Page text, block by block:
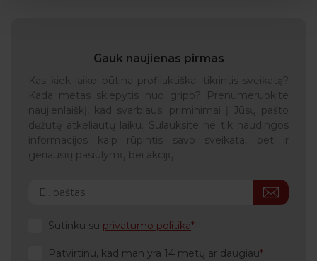
Gauk naujienas pirmas
Kas kiek laiko būtina profilaktiškai tikrintis sveikatą?
Kada metas skiepytis nuo gripo? Prenumeruokite
naujienlaiškį, kad svarbiausi priminimai į Jūsų pašto
dėžutę atkeliautų laiku. Sulauksite ne tik naudingos
informacijos kaip rūpintis savo sveikata, bet ir
geriausių pasiūlymų bei akcijų.
Sutinku su privatumo politika
Patvirtinu, kad man yra 14 metų ar daugiau